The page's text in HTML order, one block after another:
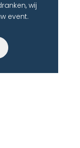
wij
event.